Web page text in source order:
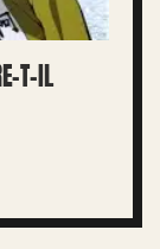
T-IL